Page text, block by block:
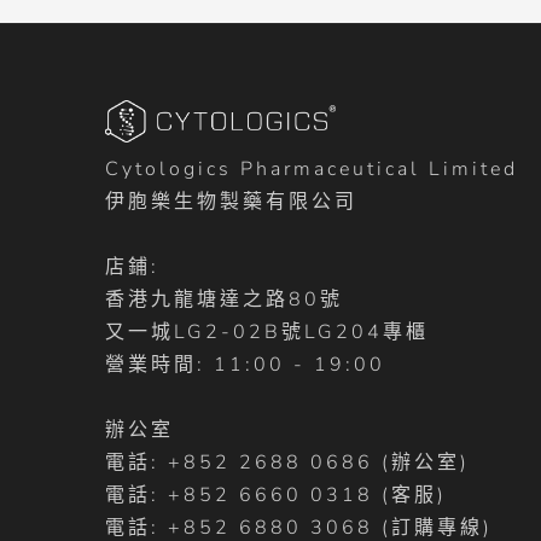
Cytologics Pharmaceutical Limited
伊胞樂生物製藥有限公司
店鋪:
香港九龍塘達之路80號
又一城LG2-02B號LG204專櫃
營業時間: 11:00 - 19:00
辦公室
電話: +852 2688 0686 (辦公室)
電話: +852 6660 0318 (客服)
電話: +852 6880 3068 (訂購專線)